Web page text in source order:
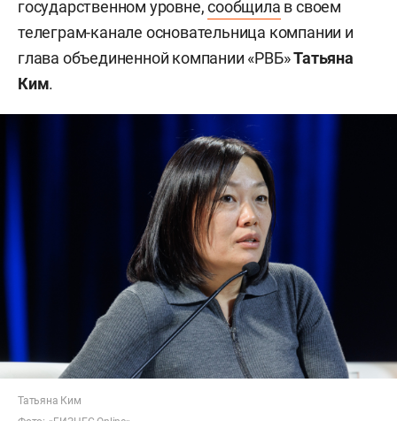
государственном уровне,сообщила в своем
телеграм-канале основательница компании и
глава объединенной компании «РВБ»Татьяна
Ким.
Татьяна Ким